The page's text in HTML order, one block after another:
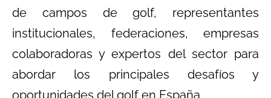
de campos de golf, representantes
institucionales, federaciones, empresas
colaboradoras y expertos del sector para
abordar los principales desafíos y
oportunidades del golf en España.